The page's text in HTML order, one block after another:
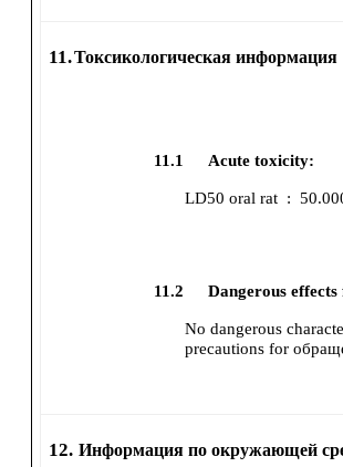
11.Токсикологическая информация
11.1 Acute toxicity:
LD50 oral rat :
11.2 Dangerous
No dangerous
precautions for
12. Информация по окружающей